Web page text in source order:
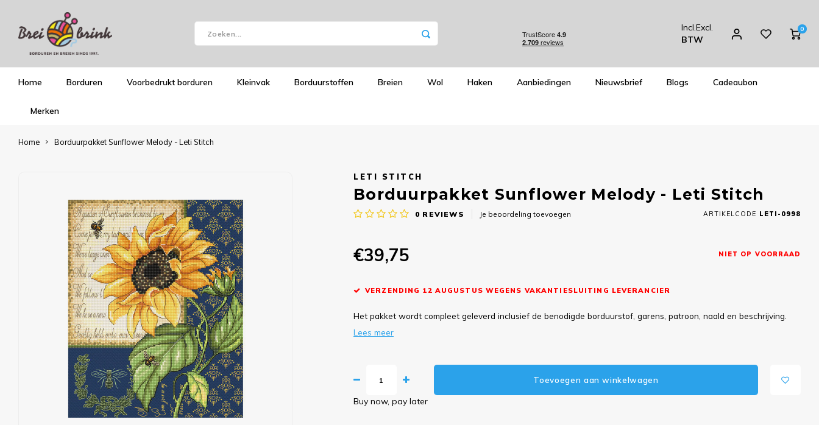
Incl.Excl.
BTW
0
Home Borduren Voorbedrukt borduren Kleinvak Borduurstoffen Breien Wol Haken Aanbiedingen Nieuwsbrief Blogs Cadeaubon
Merken
Home Borduurpakket Sunflower Melody - Leti Stitch
LETI STITCH
Borduurpakket Sunflower Melody - Leti Stitch
0 REVIEWS Je beoordeling toevoegen ARTIKELCODE LETI-0998
€39,75 NIET OP VOORRAAD
VERZENDING 12 AUGUSTUS WEGENS VAKANTIESLUITING LEVERANCIER
Het pakket wordt compleet geleverd inclusief de benodigde borduurstof, garens, patroon, naald en beschrijving.
Lees meer
Toevoegen aan winkelwagen
Buy now, pay later